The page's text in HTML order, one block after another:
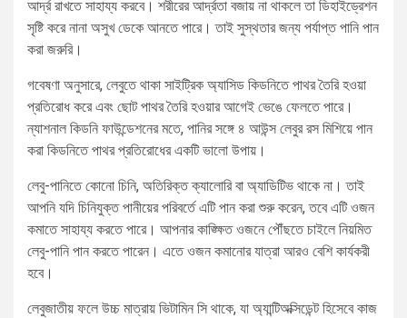
আর্দ্র রাখতে সাহায্য করবে। শরীরের আর্দ্রতা বজায় না থাকলে তা ডিহাইড্রেশন
সৃষ্টি করে নানা অসুখ ডেকে আনতে পারে। তাই সুস্থতার জন্য পর্যাপ্ত পানি পান
করা জরুরি।
গবেষণা অনুসারে, লেবুতে থাকা সাইট্রিক অ্যাসিড কিডনিতে পাথর তৈরি হওয়া
প্রতিরোধ করে এবং ছোট পাথর তৈরি হওয়ার আগেই ভেঙে ফেলতে পারে।
ন্যাশনাল কিডনি ফাউন্ডেশনের মতে, পানির সঙ্গে ৪ আউন্স লেবুর রস মিশিয়ে পান
করা কিডনিতে পাথর প্রতিরোধের একটি ভালো উপায়।
লেবু-পানিতে কোনো চিনি, অতিরিক্ত ক্যালোরি বা অ্যাডিটিভ থাকে না। তাই
আপনি যদি চিনিযুক্ত পানীয়ের পরিবর্তে এটি পান করা শুরু করেন, তবে এটি ওজন
কমাতে সাহায্য করতে পারে। আপনার কাঙ্ক্ষিত ওজনে পৌঁছতে চাইলে নিয়মিত
লেবু-পানি পান করতে পারেন। এতে ওজন কমানোর যাত্রা আরও বেশি কার্যকরী
হবে।
লেবুজাতীয় ফলে উচ্চ মাত্রায় ভিটামিন সি থাকে, যা অ্যান্টিঅক্সিডেন্ট হিসেবে কাজ